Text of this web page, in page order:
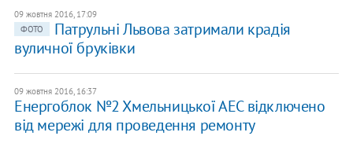
09 жовтня 2016, 17:09
ФОТО
Патрульні Львова затримали крадія
вуличної бруківки
09 жовтня 2016, 16:37
Енергоблок №2 Хмельницької АЕС відключено
від мережі для проведення ремонту